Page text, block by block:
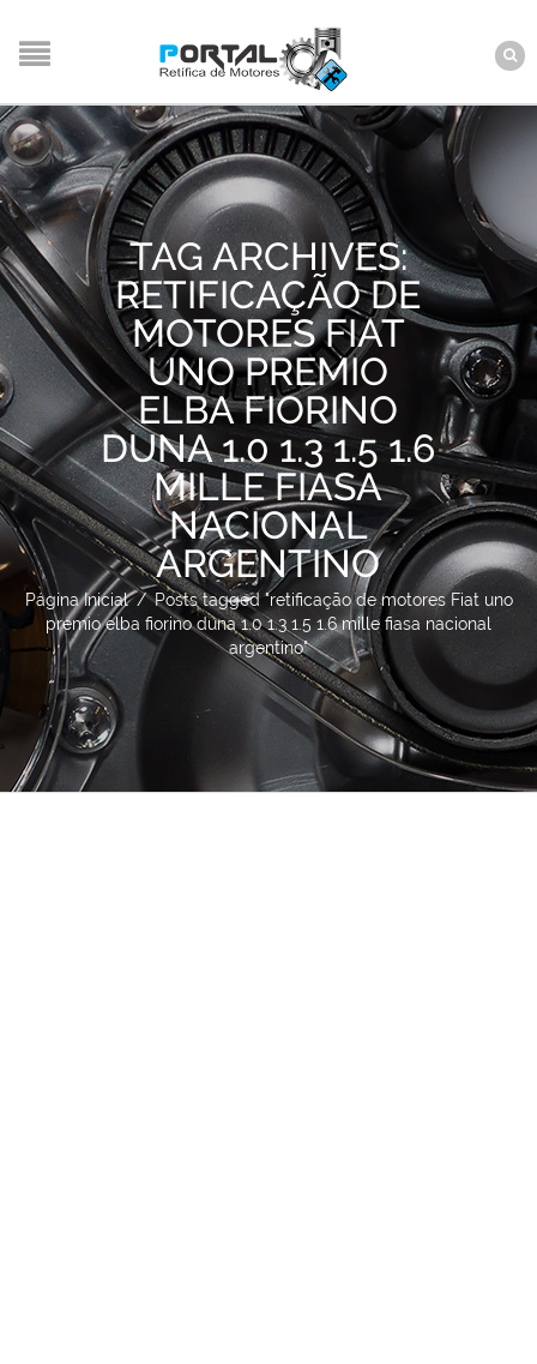
TAG ARCHIVES:
RETIFICAÇÃO DE
MOTORES FIAT
UNO PREMIO
ELBA FIORINO
DUNA 1.0 1.3 1.5 1.6
MILLE FIASA
NACIONAL
ARGENTINO
Página Inicial / Posts tagged "retificação de motores Fiat uno
premio elba fiorino duna 1.0 1.3 1.5 1.6 mille fiasa nacional
argentino"